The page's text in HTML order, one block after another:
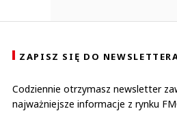
ZAPISZ SIĘ DO
Codziennie otrzymasz newsletter
najważniejsze informacje z rynku